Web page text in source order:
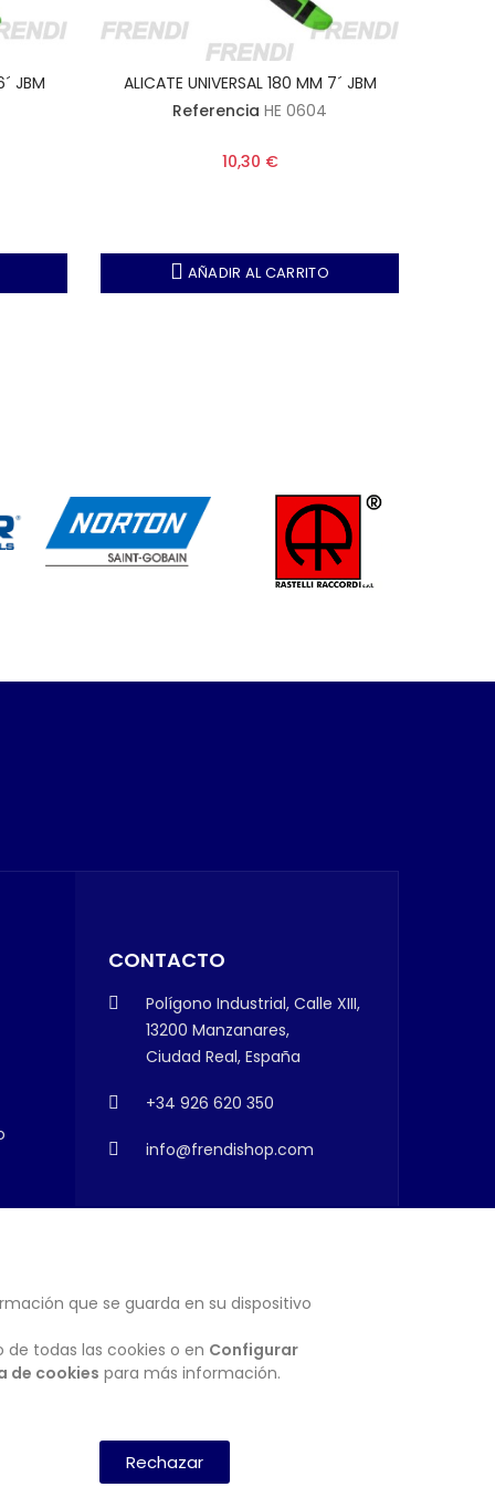
JBM
ALICATE UNIVERSAL 180 MM 7´ JBM
Referencia HE 0604
10,30 €
AÑADIR AL CARRITO
CONTACTO
Polígono Industrial, Calle XIII,
13200 Manzanares,
Ciudad Real, España
+34 926 620 350
info@frendishop.com
SUSCRIBIRSE
que se guarda en su dispositivo
todas las cookies o en Configurar
de cookies para más información.
Rechazar